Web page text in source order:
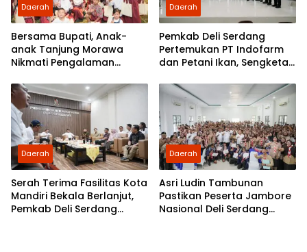
Daerah
Bersama Bupati, Anak-
anak Tanjung Morawa
Nikmati Pengalaman
Daerah
Pemkab Deli Serdang
Pertemukan PT Indofarm
dan Petani Ikan, Sengketa
Daerah
Serah Terima Fasilitas Kota
Mandiri Bekala Berlanjut,
Pemkab Deli Serdang
Daerah
Asri Ludin Tambunan
Pastikan Peserta Jambore
Nasional Deli Serdang